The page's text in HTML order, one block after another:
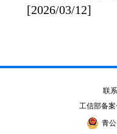
[2026/03/12]
联
工信部备
青公